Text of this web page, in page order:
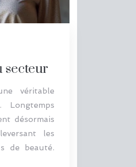
secteur
véritable
désormais
les
de beauté.